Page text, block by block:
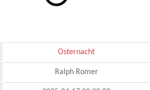
Osternacht
Ralph Romer